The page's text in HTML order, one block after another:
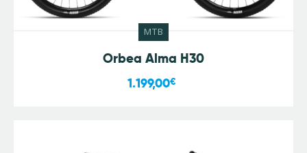
MTB
Orbea Alma H30
1.199,00€